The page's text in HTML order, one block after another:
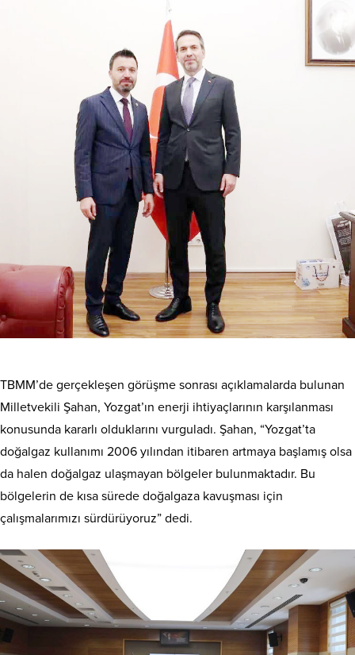
TBMM’de gerçekleşen görüşme sonrası açıklamalarda bulunan
Milletvekili Şahan, Yozgat’ın enerji ihtiyaçlarının karşılanması
konusunda kararlı olduklarını vurguladı. Şahan, “Yozgat’ta
doğalgaz kullanımı 2006 yılından itibaren artmaya başlamış olsa
da halen doğalgaz ulaşmayan bölgeler bulunmaktadır. Bu
bölgelerin de kısa sürede doğalgaza kavuşması için
çalışmalarımızı sürdürüyoruz” dedi.